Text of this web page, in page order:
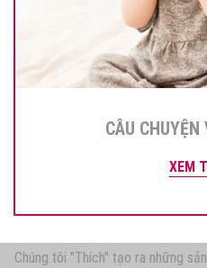
CÂU
XEM
Chúng tôi "Thích" tạo ra những